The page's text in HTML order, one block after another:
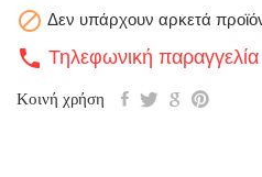
 Δεν υπάρχουν αρκετά
call Τηλεφωνική
Κοινή χρήση